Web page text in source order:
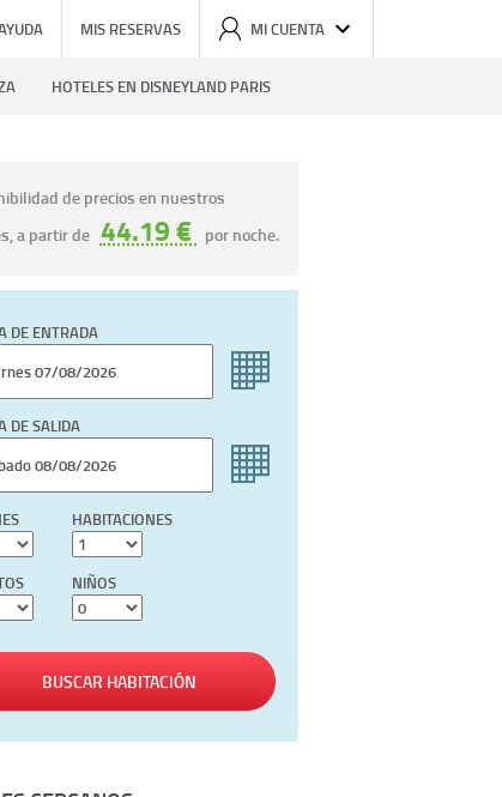
MIS RESERVAS MI CUENTA
HOTELES EN DISNEYLAND PARIS
de precios en nuestros
a partir de 44.19 € por noche.
DE ENTRADA
DE SALIDA
HABITACIONES
NIÑOS
BUSCAR HABITACIÓN